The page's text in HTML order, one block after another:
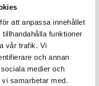
att anpassa innehållet
funktioner
vår trafik. Vi
och annan
medier och
samarbetar med.
CA6460, CA6462,
CA6472
kr
LÄS MER